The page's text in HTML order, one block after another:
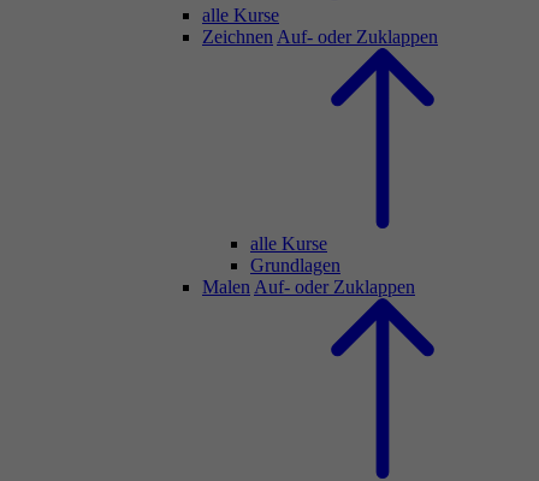
alle Kurse
Zeichnen Auf- oder Zuklappen
alle Kurse
Grundlagen
Malen Auf- oder Zuklappen